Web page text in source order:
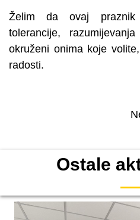
Želim da ovaj praznik
tolerancije,
okruženi onima koje
radosti.
Nedžad
Ostale